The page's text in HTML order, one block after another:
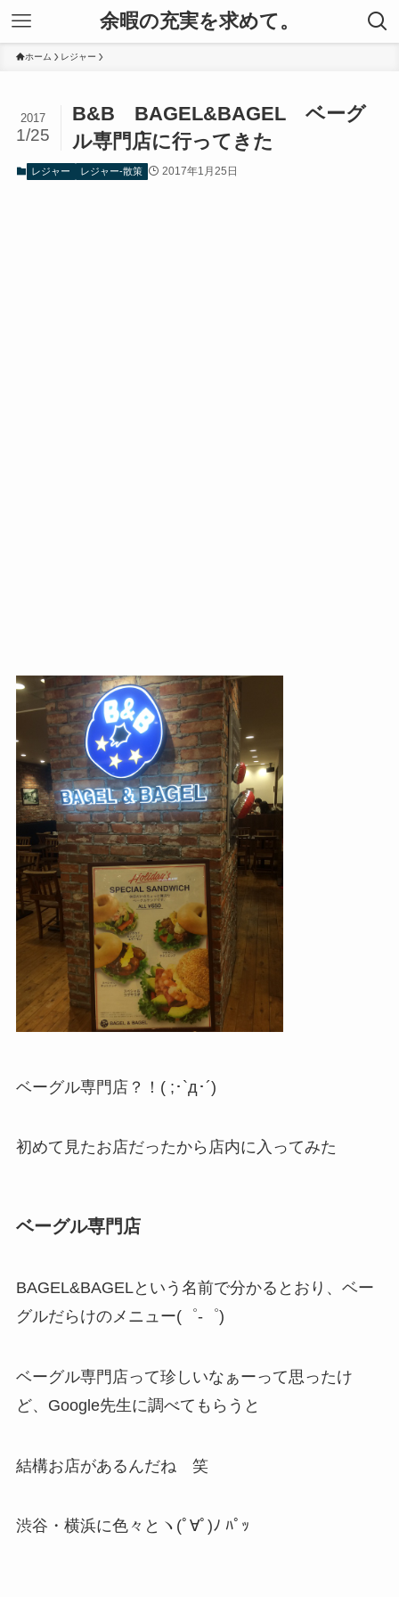
余暇の充実を求めて。
ホーム レジャー
B&B BAGEL&BAGEL ベーグ
ル専門店に行ってきた
2017
1/25
レジャー レジャー-散策 2017年1月25日
ベーグル専門店？！( ;･`д･´)
初めて見たお店だったから店内に入ってみた
ベーグル専門店
BAGEL&BAGELという名前で分かるとおり、ベー
グルだらけのメニュー(゜-゜)
ベーグル専門店って珍しいなぁーって思ったけ
ど、Google先生に調べてもらうと
結構お店があるんだね 笑
渋谷・横浜に色々とヽ(ﾟ∀ﾟ)ﾉ ﾊﾟｯ